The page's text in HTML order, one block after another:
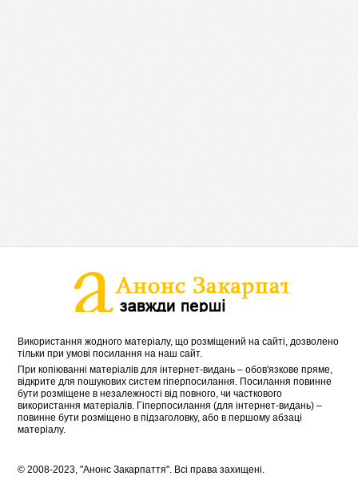
Використання жодного матеріалу, що розміщений на сайті, дозволено
тільки при умові посилання на наш сайт.
При копіюванні матеріалів для інтернет-видань – обов'язкове пряме,
відкрите для пошукових систем гіперпосилання. Посилання повинне
бути розміщене в незалежності від повного, чи часткового
використання матеріалів. Гіперпосилання (для інтернет-видань) –
повинне бути розміщено в підзаголовку, або в першому абзаці
матеріалу.
© 2008-2023, "Анонс Закарпаття". Всі права захищені.